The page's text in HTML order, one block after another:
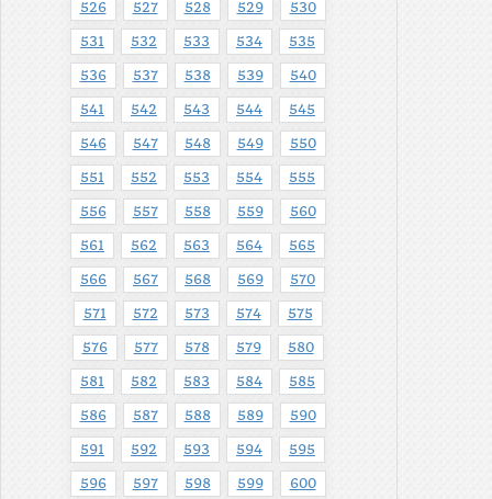
526 527 528 529 530
531 532 533 534 535
536 537 538 539 540
541 542 543 544 545
546 547 548 549 550
551 552 553 554 555
556 557 558 559 560
561 562 563 564 565
566 567 568 569 570
571 572 573 574 575
576 577 578 579 580
581 582 583 584 585
586 587 588 589 590
591 592 593 594 595
596 597 598 599 600